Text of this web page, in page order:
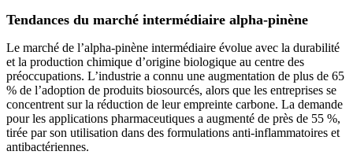
Tendances du marché intermédiaire alpha-pinène
Le marché de l’alpha-pinène intermédiaire évolue avec la durabilité
et la production chimique d’origine biologique au centre des
préoccupations. L’industrie a connu une augmentation de plus de 65
% de l’adoption de produits biosourcés, alors que les entreprises se
concentrent sur la réduction de leur empreinte carbone. La demande
pour les applications pharmaceutiques a augmenté de près de 55 %,
tirée par son utilisation dans des formulations anti-inflammatoires et
antibactériennes.